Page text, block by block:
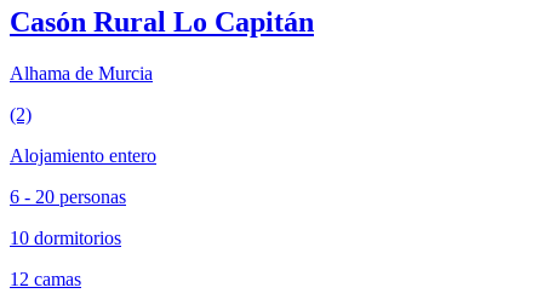
Casón Rural Lo Capitán
Alhama de Murcia
(2)
Alojamiento entero
6 - 20 personas
10 dormitorios
12 camas